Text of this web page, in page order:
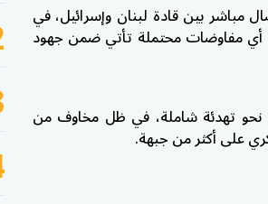
بين قادة لبنان وإسرائيل، في
أي مفاوضات محتملة تأتي ضمن جهود
نحو تهدئة شاملة، في ظل مخاوف من
على أكثر من جبهة.